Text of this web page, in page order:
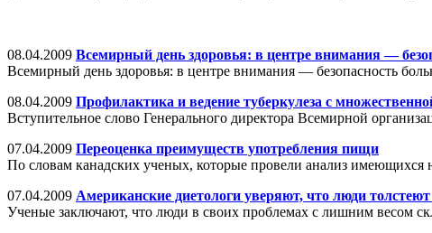
08.04.2009 Всемирный день здоровья: в центре внимания —
Всемирный день здоровья: в центре внимания — безопасность
08.04.2009 Профилактика и ведение туберкулеза с
Вступительное слово Генерального директора Всемирной
07.04.2009 Переоценка преимуществ употребления пищи
По словам канадских ученых, которые провели анализ
07.04.2009 Американские диетологи уверяют, что люди
Ученые заключают, что люди в своих проблемах с лишним весом